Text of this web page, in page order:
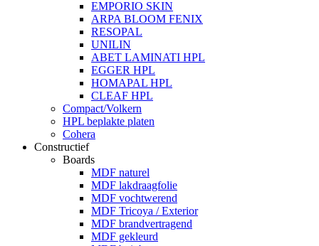
EMPORIO SKIN
ARPA BLOOM FENIX
RESOPAL
UNILIN
ABET LAMINATI HPL
EGGER HPL
HOMAPAL HPL
CLEAF HPL
Compact/Volkern
HPL beplakte platen
Cohera
Constructief
Boards
MDF naturel
MDF lakdraagfolie
MDF vochtwerend
MDF Tricoya / Exterior
MDF brandvertragend
MDF gekleurd